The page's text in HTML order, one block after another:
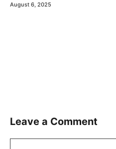
August 6, 2025
Leave a Comment